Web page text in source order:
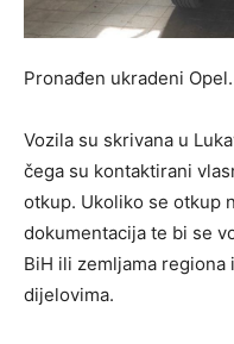
Pronađen ukradeni Opel.
Vozila su skrivana u
čega su kontaktirani
otkup. Ukoliko se otkup
dokumentacija te bi se
BiH ili zemljama regiona
dijelovima.